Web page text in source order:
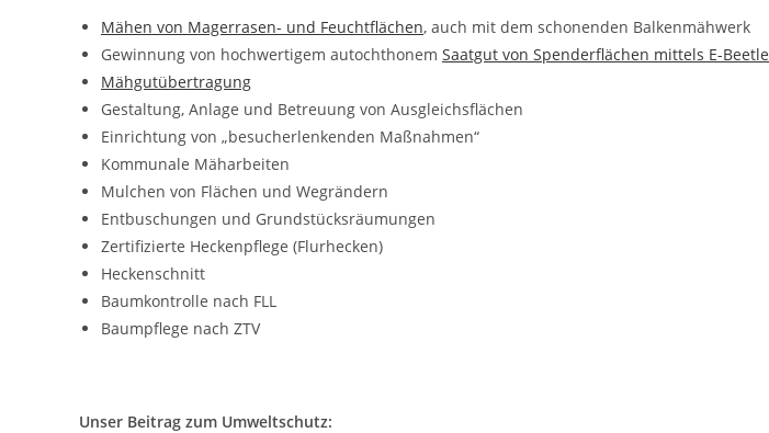
Mähen von Magerrasen- und Feuchtflächen, auch mit dem schonenden Balkenmähwerk
Gewinnung von hochwertigem autochthonem Saatgut von Spenderflächen mittels E-Beetle
Mähgutübertragung
Gestaltung, Anlage und Betreuung von Ausgleichsflächen
Einrichtung von „besucherlenkenden Maßnahmen“
Kommunale Mäharbeiten
Mulchen von Flächen und Wegrändern
Entbuschungen und Grundstücksräumungen
Zertifizierte Heckenpflege (Flurhecken)
Heckenschnitt
Baumkontrolle nach FLL
Baumpflege nach ZTV
Unser Beitrag zum Umweltschutz: